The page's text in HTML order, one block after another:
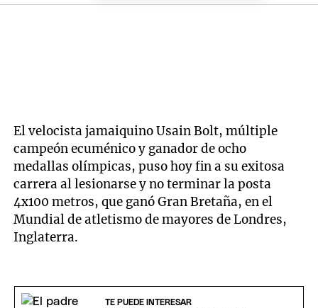
El velocista jamaiquino Usain Bolt, múltiple
campeón ecuménico y ganador de ocho
medallas olímpicas, puso hoy fin a su exitosa
carrera al lesionarse y no terminar la posta
4x100 metros, que ganó Gran Bretaña, en el
Mundial de atletismo de mayores de Londres,
Inglaterra.
TE PUEDE INTERESAR